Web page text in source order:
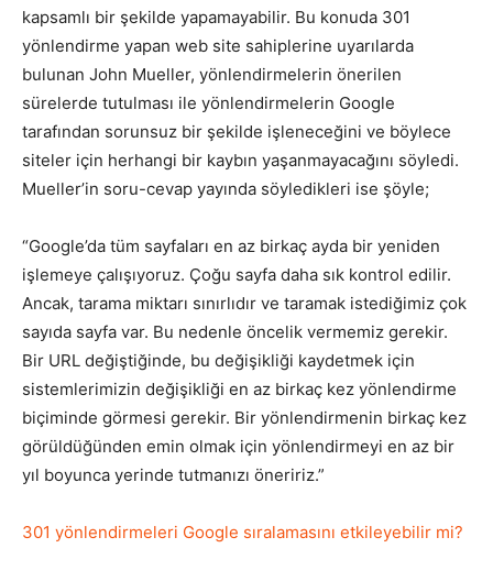
kapsamlı bir şekilde yapamayabilir. Bu konuda 301
yönlendirme yapan web site sahiplerine uyarılarda
bulunan John Mueller, yönlendirmelerin önerilen
sürelerde tutulması ile yönlendirmelerin Google
tarafından sorunsuz bir şekilde işleneceğini ve böylece
siteler için herhangi bir kaybın yaşanmayacağını söyledi.
Mueller’in soru-cevap yayında söyledikleri ise şöyle;
“Google’da tüm sayfaları en az birkaç ayda bir yeniden
işlemeye çalışıyoruz. Çoğu sayfa daha sık kontrol edilir.
Ancak, tarama miktarı sınırlıdır ve taramak istediğimiz çok
sayıda sayfa var. Bu nedenle öncelik vermemiz gerekir.
Bir URL değiştiğinde, bu değişikliği kaydetmek için
sistemlerimizin değişikliği en az birkaç kez yönlendirme
biçiminde görmesi gerekir. Bir yönlendirmenin birkaç kez
görüldüğünden emin olmak için yönlendirmeyi en az bir
yıl boyunca yerinde tutmanızı öneririz.”
301 yönlendirmeleri Google sıralamasını etkileyebilir mi?